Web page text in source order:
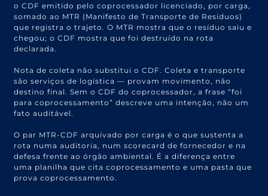
o CDF emitido pelo coprocessador licenciado, por carga,
somado ao MTR (Manifesto de Transporte de Resíduos)
que registra o trajeto. O MTR mostra que o resíduo saiu e
chegou; o CDF mostra que foi destruído na rota
declarada.
Nota de coleta não substitui o CDF. Coleta e transporte
são serviços de logística — provam movimento, não
destino final. Sem o CDF do coprocessador, a frase “foi
para coprocessamento” descreve uma intenção, não um
fato auditável.
O par MTR-CDF arquivado por carga é o que sustenta a
rota numa auditoria, num scorecard de fornecedor e na
defesa frente ao órgão ambiental. É a diferença entre
uma planilha que cita coprocessamento e uma pasta que
prova coprocessamento.